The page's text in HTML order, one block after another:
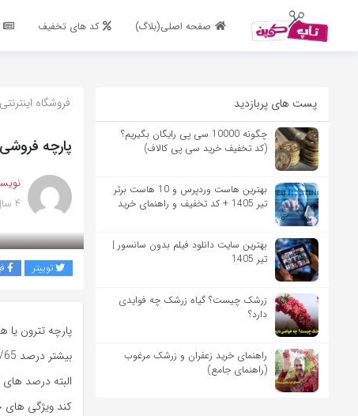
صفحه اصلی(بلاگ) کد های تخفیف اشتراک گذاری
کپی لینک
پست های پربازدید
چگونه 10000 سی پی رایگان بگیریم؟
(کد تخفیف خرید سی پی کالاف)
بهترین هاست وردپرس و 10 هاست برتر
تیر 1405 + کد تخفیف و راهنمای خرید
بهترین سایت دانلود فیلم بدون سانسور |
تیر 1405
زرشک چیست؟ گیاه زرشک چه فوایدی
دارد؟
راهنمای خرید زعفران و زرشک مرغوب
(راهنمای جامع)
فروشگاه اینترنتی
پارچه
4 سال پیش
توییتر
پارچه تترون
بیشتر درصد 35/65 پلی استر ویسکوز یا ویسکوز پنبه است.
البته درصد
کند ویژگی